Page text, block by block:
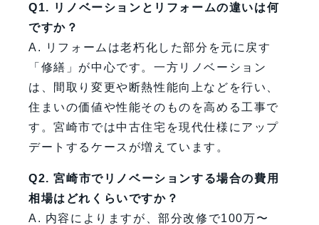
Q1. リノベーションとリフォームの違いは何
ですか？
A. リフォームは老朽化した部分を元に戻す
「修繕」が中心です。一方リノベーション
は、間取り変更や断熱性能向上などを行い、
住まいの価値や性能そのものを高める工事で
す。宮崎市では中古住宅を現代仕様にアップ
デートするケースが増えています。
Q2. 宮崎市でリノベーションする場合の費用
相場はどれくらいですか？
A. 内容によりますが、部分改修で100万〜